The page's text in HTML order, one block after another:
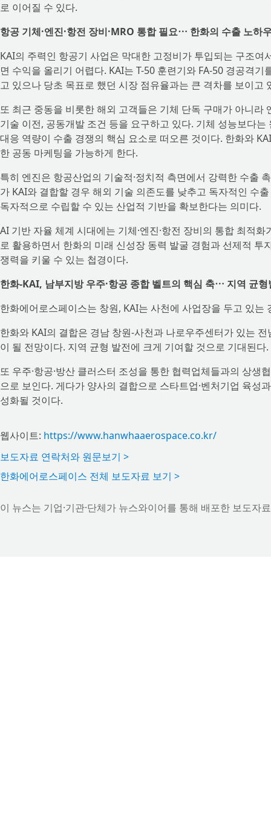
로 이어질 수 있다.
항공 기체·엔진·항전 장비·MRO 통합 필요⋯ 한화의 수출 노하
KAI의 주력인 항공기 사업은 막대한 고정비가 투입되는 구조
면 수익을 올리기 어렵다. KAI는 T-50 훈련기와 FA-50 경공격
고 있으나 당초 목표로 했던 시장 점유율과는 큰 격차를 보이고
또 최근 중동을 비롯한 해외 고객들은 기체 단독 구매가 아니라
기술 이전, 공동개발 조건 등을 요구하고 있다. 기체 성능보다는
대응 역량이 수출 경쟁의 핵심 요소로 떠오른 것이다. 한화와
한 공동 마케팅을 가능하게 한다.
특히 엔진은 항공산업의 기술적·정치적 측면에서 강력한 수출
가 KAI와 결합할 경우 해외 기술 의존도를 낮추고 독자적인 수
독자적으로 수립할 수 있는 산업적 기반을 확보한다는 의미다.
AI 기반 자율 체계 시대에는 기체·엔진·항전 장비의 통합 최적
로 활용하면서 한화의 미래 신성장 동력 발굴 경험과 선제적
쟁력을 키울 수 있는 첩경이다.
한화-KAI, 남부지방 우주·항공 종합 벨트의 핵심 축⋯ 지역 균형
한화에어로스페이스는 창원, KAI는 사천에 사업장을 두고 있는
한화와 KAI의 결합은 경남 창원-사천과 나로우주센터가 있는
이 될 전망이다. 지역 균형 발전에 크게 기여할 것으로 기대된다.
또 우주·항공·방산 클러스터 조성을 통한 협력업체들과의 상
으로 보인다. 게다가 양사의 결합으로 스타트업·벤처기업 육성
성화될 것이다.
웹사이트: https://www.hanwhaaerospace.co.kr/
보도자료 연락처와 원문보기 >
한화에어로스페이스 전체 보도자료 보기 >
이 뉴스는 기업·기관·단체가 뉴스와이어를 통해 배포한 보도자